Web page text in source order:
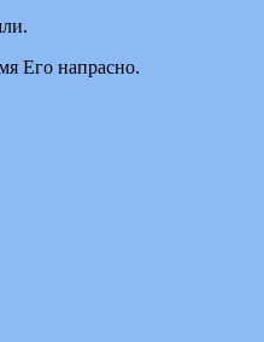
Его напрасно.